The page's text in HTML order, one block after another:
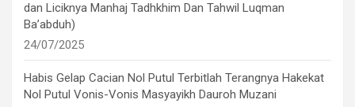
dan Liciknya Manhaj Tadhkhim Dan Tahwil Luqman
Ba’abduh)
24/07/2025
Habis Gelap Cacian Nol Putul Terbitlah Terangnya Hakekat
Nol Putul Vonis-Vonis Masyayikh Dauroh Muzani